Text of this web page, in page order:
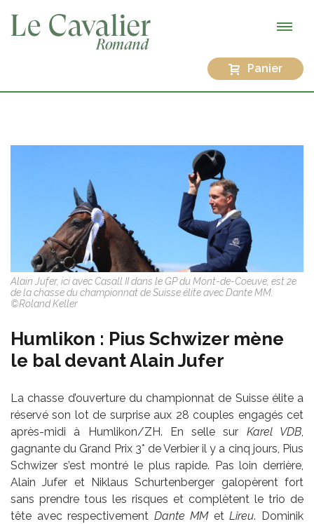
Panier
Alain Jufer, ici avec Casall II dans le GP du Mont-de-Coeuve, est 2e
de la chasse du championnat de Suisse élite avec Dante MM.
©Roland Keller
Humlikon : Pius Schwizer mène
le bal devant Alain Jufer
La chasse d’ouverture du championnat de Suisse élite a
réservé son lot de surprise aux 28 couples engagés cet
après-midi à Humlikon/ZH. En selle sur Karel VDB,
gagnante du Grand Prix 3* de Verbier il y a cinq jours, Pius
Schwizer s’est montré le plus rapide. Pas loin derrière,
Alain Jufer et Niklaus Schurtenberger galopèrent fort
sans prendre tous les risques et complètent le trio de
tête avec respectivement Dante MMetLireu. Dominik